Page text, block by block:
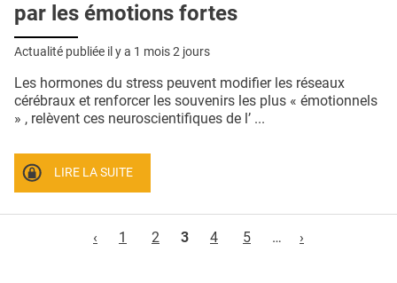
par les émotions fortes
Actualité publiée il y a 1 mois 2 jours
Les hormones du stress peuvent modifier les réseaux
cérébraux et renforcer les souvenirs les plus « émotionnels
» , relèvent ces neuroscientifiques de l’ ...
LIRE LA SUITE
‹
1 2 3 4 5 … ›